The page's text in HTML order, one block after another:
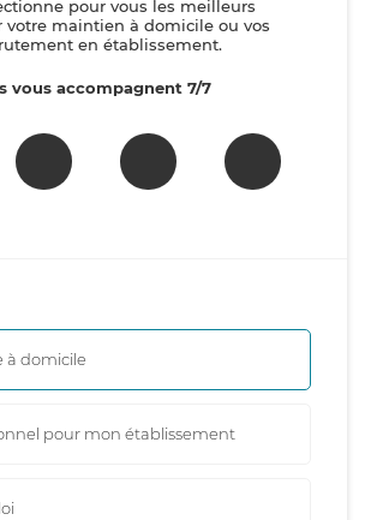
pour vous les meilleurs
votre maintien à domicile ou vos
en établissement.
vous accompagnent 7/7
à domicile
pour mon établissement